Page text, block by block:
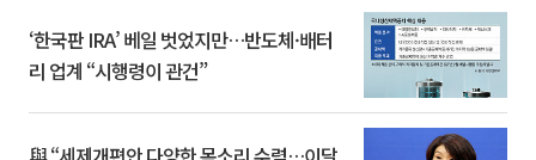
‘한국판 IRA’ 베일 벗었지만…반도체·배터
리 업계 “시행령이 관건”